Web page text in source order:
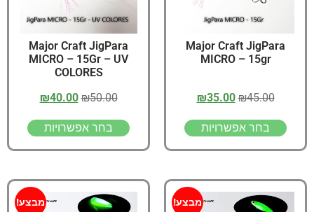
Major Craft JigPara
MICRO – 15gr
₪45.00
₪35.00
בחר אפשרויות
Major Craft JigPara
MICRO – 15Gr – UV
COLORES
₪50.00
₪40.00
בחר אפשרויות
מבצע! מבצע!